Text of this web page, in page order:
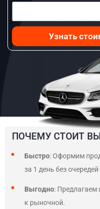
Узнать
ПОЧЕМУ СТОИТ
Быстро: Оформим
за 1 день без
Выгодно:
к рыночной.